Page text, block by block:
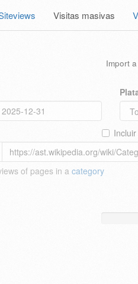
Visitas masivas
Import
of pages in a category